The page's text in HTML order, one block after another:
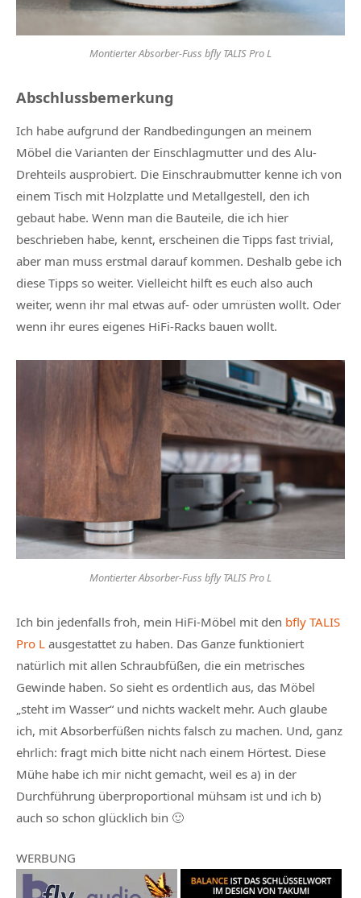
Montierter Absorber-Fuss bfly TALIS Pro L
Abschlussbemerkung
Ich habe aufgrund der Randbedingungen an meinem
Möbel die Varianten der Einschlagmutter und des Alu-
Drehteils ausprobiert. Die Einschraubmutter kenne ich von
einem Tisch mit Holzplatte und Metallgestell, den ich
gebaut habe. Wenn man die Bauteile, die ich hier
beschrieben habe, kennt, erscheinen die Tipps fast trivial,
aber man muss erstmal darauf kommen. Deshalb gebe ich
diese Tipps so weiter. Vielleicht hilft es euch also auch
weiter, wenn ihr mal etwas auf- oder umrüsten wollt. Oder
wenn ihr eures eigenes HiFi-Racks bauen wollt.
Montierter Absorber-Fuss bfly TALIS Pro L
Ich bin jedenfalls froh, mein HiFi-Möbel mit den bfly TALIS
Pro L ausgestattet zu haben. Das Ganze funktioniert
natürlich mit allen Schraubfüßen, die ein metrisches
Gewinde haben. So sieht es ordentlich aus, das Möbel
„steht im Wasser“ und nichts wackelt mehr. Auch glaube
ich, mit Absorberfüßen nichts falsch zu machen. Und, ganz
ehrlich: fragt mich bitte nicht nach einem Hörtest. Diese
Mühe habe ich mir nicht gemacht, weil es a) in der
Durchführung überproportional mühsam ist und ich b)
auch so schon glücklich bin 🙂
WERBUNG